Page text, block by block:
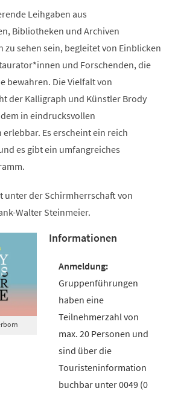
Leihgaben aus
Bibliotheken und Archiven
zu sehen sein, begleitet von Einblicken
und Forschenden, die
bewahren. Die Vielfalt von
der Kalligraph und Künstler Brody
in eindrucksvollen
Es erscheint ein reich
es gibt ein umfangreiches
unter der Schirmherrschaft von
Walter Steinmeier.
Informationen
Gruppenführungen
haben eine
Teilnehmerzahl von
max. 20 Personen und
sind über die
Touristeninformation
buchbar unter 0049 (0